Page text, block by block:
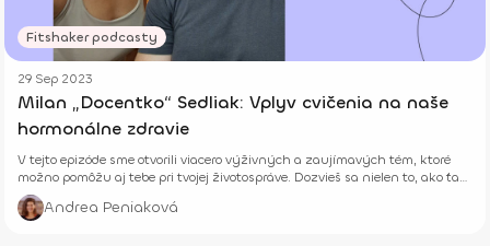
Fitshaker podcasty
29 Sep 2023
Milan „Docentko“ Sedliak: Vplyv cvičenia na naše
hormonálne zdravie
V tejto epizóde sme otvorili viacero výživných a zaujímavých tém, ktoré
možno pomôžu aj tebe pri tvojej životospráve. Dozvieš sa nielen to, ako ťa
cvičenie dokáže harmonizovať, ale takisto aj ako dokážu rôzne druhy
tréningu vplývať na hladinu hormónov.
Andrea Peniaková